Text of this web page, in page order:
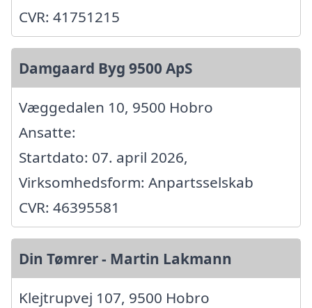
CVR: 41751215
Damgaard Byg 9500 ApS
Væggedalen 10, 9500 Hobro
Ansatte:
Startdato: 07. april 2026,
Virksomhedsform: Anpartsselskab
CVR: 46395581
Din Tømrer - Martin Lakmann
Klejtrupvej 107, 9500 Hobro